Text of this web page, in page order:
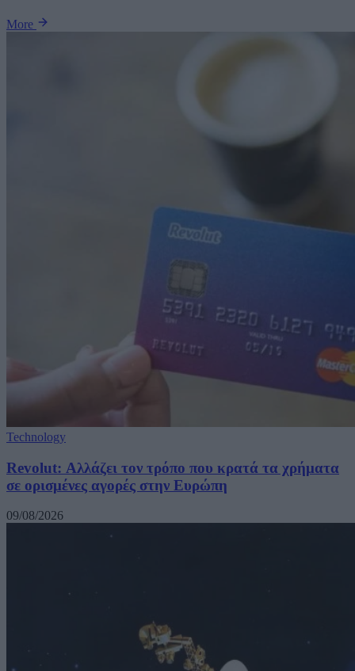
More
Technology
Revolut: Αλλάζει τον τρόπο που κρατά τα χρήματα
σε ορισμένες αγορές στην Ευρώπη
09/08/2026